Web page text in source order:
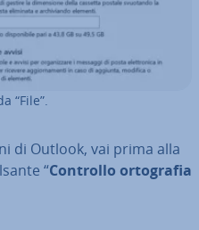
“File”.
di Outlook, vai prima alla
“Controllo or­to­gra­fia